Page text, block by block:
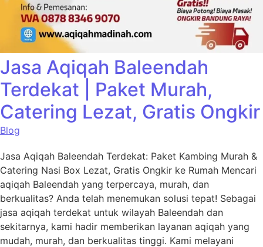
Jasa Aqiqah Baleendah
Terdekat | Paket Murah,
Catering Lezat, Gratis Ongkir
Blog
Jasa Aqiqah Baleendah Terdekat: Paket Kambing Murah &
Catering Nasi Box Lezat, Gratis Ongkir ke Rumah Mencari
aqiqah Baleendah yang terpercaya, murah, dan
berkualitas? Anda telah menemukan solusi tepat! Sebagai
jasa aqiqah terdekat untuk wilayah Baleendah dan
sekitarnya, kami hadir memberikan layanan aqiqah yang
mudah, murah, dan berkualitas tinggi. Kami melayani